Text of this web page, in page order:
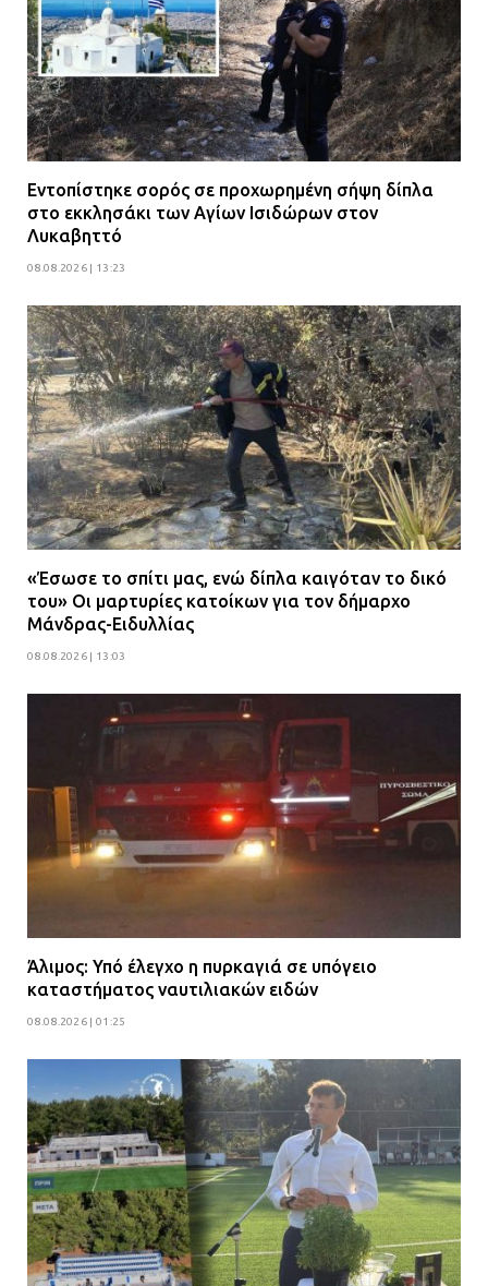
Εντοπίστηκε σορός σε προχωρημένη σήψη δίπλα
στο εκκλησάκι των Αγίων Ισιδώρων στον
Λυκαβηττό
08.08.2026 | 13:23
«Έσωσε το σπίτι μας, ενώ δίπλα καιγόταν το δικό
του» Οι μαρτυρίες κατοίκων για τον δήμαρχο
Μάνδρας-Ειδυλλίας
08.08.2026 | 13:03
Άλιμος: Υπό έλεγχο η πυρκαγιά σε υπόγειο
καταστήματος ναυτιλιακών ειδών
08.08.2026 | 01:25